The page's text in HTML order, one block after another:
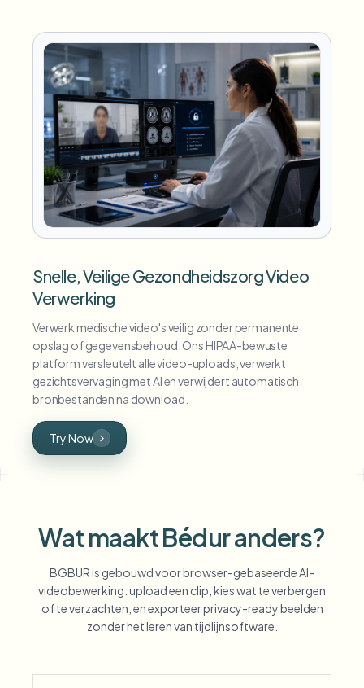
Snelle, Veilige Gezondheidszorg Video
Verwerking
Verwerk medische video's veilig zonder permanente
opslag of gegevensbehoud. Ons HIPAA-bewuste
platform versleutelt alle video-uploads, verwerkt
gezichtsvervaging met AI en verwijdert automatisch
bronbestanden na download.
Try Now
Wat maakt Bédur anders?
BGBUR is gebouwd voor browser-gebaseerde AI-
videobewerking: upload een clip, kies wat te verbergen
of te verzachten, en exporteer privacy-ready beelden
zonder het leren van tijdlijnsoftware.